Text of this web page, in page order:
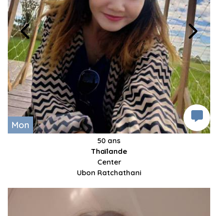
Mon
50 ans
Thaïlande
Center
Ubon Ratchathani